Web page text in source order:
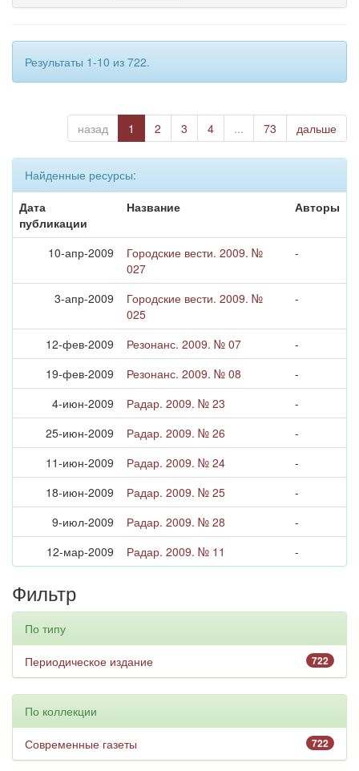
Результаты 1-10 из 722.
назад 1 2 3 4 ... 73 дальше
Найденные ресурсы:
Дата
публикации
Название Авторы
10-апр-2009
Городские вести. 2009. №
027
-
3-апр-2009
Городские вести. 2009. №
025
-
12-фев-2009 Резонанс. 2009. № 07
-
19-фев-2009
Резонанс. 2009. № 08
-
4-июн-2009
Радар. 2009. № 23
-
25-июн-2009
Радар. 2009. № 26
-
11-июн-2009
Радар. 2009. № 24
-
18-июн-2009
Радар. 2009. № 25
-
9-июл-2009
Радар. 2009. № 28
-
12-мар-2009
Радар. 2009. № 11 -
Фильтр
По типу
722
Периодическое издание
По коллекции
722
Современные газеты